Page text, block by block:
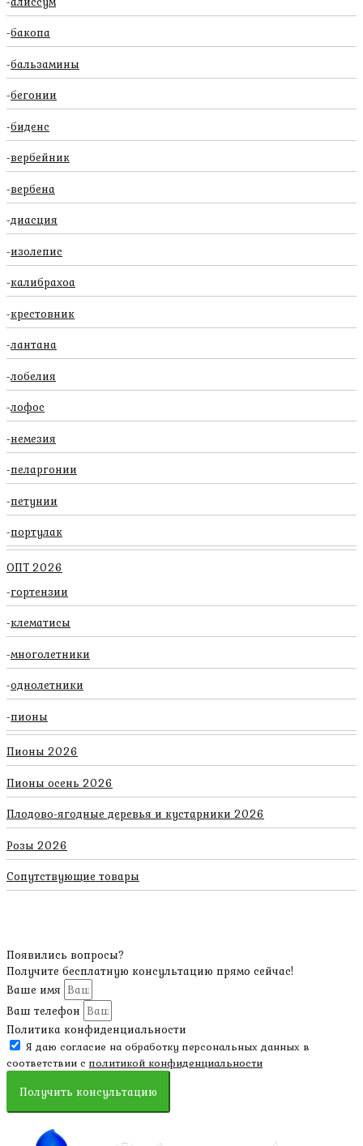
бакопа
бальзамины
бегонии
биденс
вербейник
вербена
диасция
изолепис
калибрахоа
крестовник
лантана
лобелия
лофос
немезия
пеларгонии
петунии
портулак
ОПТ 2026
гортензии
клематисы
многолетники
однолетники
пионы
Пионы 2026
Пионы осень 2026
Плодово-ягодные деревья и кустарники 2026
Розы 2026
Сопутствующие товары
Появились вопросы?
Получите бесплатную консультацию прямо сейчас!
Ваше имя
Ваш телефон
Политика конфиденциальности
Я даю согласие на обработку персональных данных в
соответствии с политикой конфиденциальности
Получить консультацию